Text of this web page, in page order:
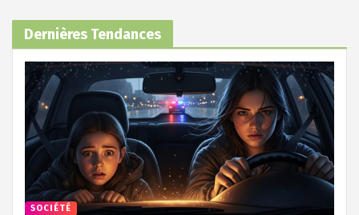
Dernières Tendances
SOCIÉTÉ